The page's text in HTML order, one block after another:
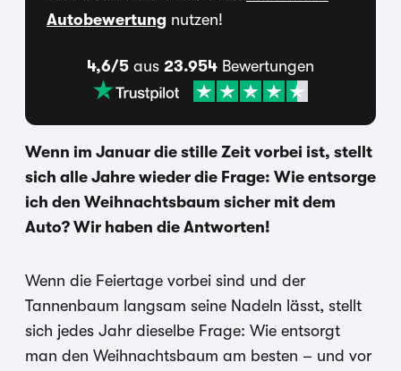
Autobewertung nutzen!
4,6/5 aus 23.954 Bewertungen
Wenn im Januar die stille Zeit vorbei ist, stellt
sich alle Jahre wieder die Frage: Wie entsorge
ich den Weihnachtsbaum sicher mit dem
Auto? Wir haben die Antworten!
Wenn die Feiertage vorbei sind und der
Tannenbaum langsam seine Nadeln lässt, stellt
sich jedes Jahr dieselbe Frage: Wie entsorgt
man den Weihnachtsbaum am besten – und vor